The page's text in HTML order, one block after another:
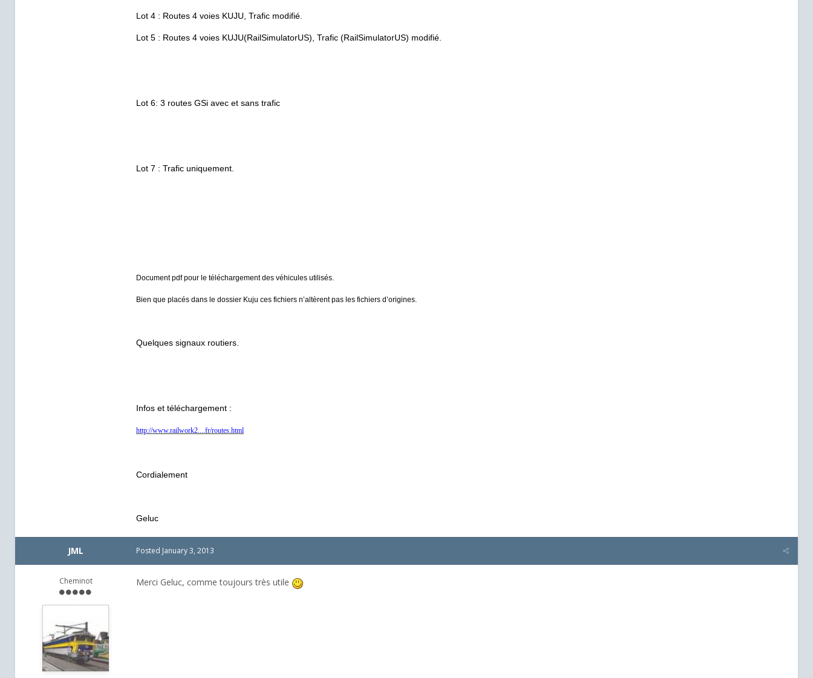
Lot 4 : Routes 4 voies KUJU, Trafic modifié.
Lot 5 : Routes 4 voies KUJU(RailSimulatorUS), Trafic (RailSimulatorUS) modifié.
Lot 6: 3 routes GSi avec et sans trafic
Lot 7 : Trafic uniquement.
Document pdf pour le téléchargement des véhicules utilisés.
Bien que placés dans le dossier Kuju ces fichiers n’altèrent pas les fichiers d’origines.
Quelques signaux routiers.
Infos et téléchargement :
http://www.railwork2....fr/routes.html
Cordialement
Geluc
JML
Cheminot
Posted January 3, 2013
Merci Geluc, comme toujours très utile